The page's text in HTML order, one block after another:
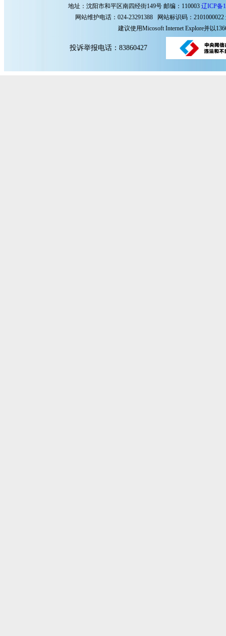
地址：沈阳市和平区南四经街149号 邮编：110003 辽ICP备
网站维护电话：024-23291388 网站标识码：2101000022
建议使用Micosoft Internet Explore并以
投诉举报电话：83860427